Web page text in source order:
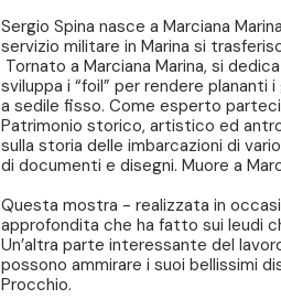
Sergio Spina nasce a Marciana
servizio militare in Marina si
Tornato a Marciana Marina, si
sviluppa i “foil” per rendere
a sedile fisso. Come esperto
Patrimonio storico, artistico ed
sulla storia delle imbarcazioni di
di documenti e disegni. Muore a
Questa mostra - realizzata in
approfondita che ha fatto sui leudi
Un’altra parte interessante del
possono ammirare i suoi bellissimi
Procchio.